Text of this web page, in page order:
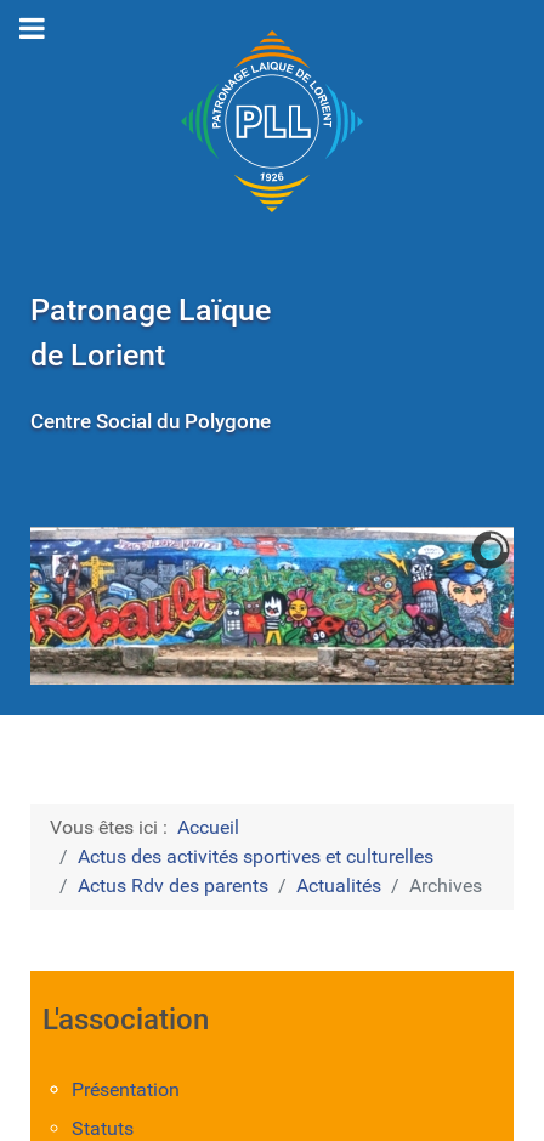
Patronage Laïque
de Lorient
Centre Social du Polygone
Vous êtes ici : Accueil
Actus des activités sportives et culturelles
Actus Rdv des parents
Actualités Archives
L'association
Présentation
Statuts